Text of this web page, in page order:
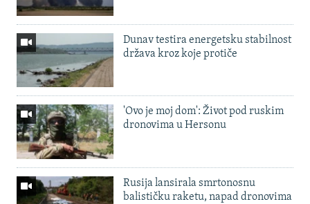
Dunav testira energetsku stabilnost
država kroz koje protiče
'Ovo je moj dom': Život pod ruskim
dronovima u Hersonu
Rusija lansirala smrtonosnu
balističku raketu, napad dronovima